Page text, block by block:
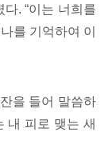
. “이는 너희를
를 기억하여 이
을 들어 말씀하
내 피로 맺는 새